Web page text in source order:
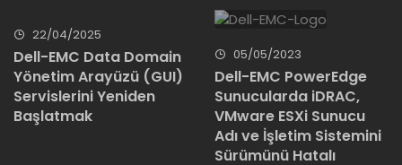
22/04/2025
Dell-EMC Data Domain
Yönetim Arayüzü (GUI)
Servislerini Yeniden
Başlatmak
05/05/2023
Dell-EMC PowerEdge
Sunucularda iDRAC,
VMware ESXi Sunucu
Adı ve İşletim Sistemini
Sürümünü Hatalı